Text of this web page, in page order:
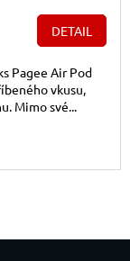
DETAIL
Pagee Air Pod
vkusu,
Mimo své...
prvky